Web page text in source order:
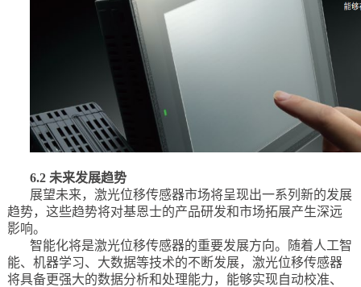
6.2 未来发展趋势
展望未来，激光位移传感器市场将呈现出一系列新的发展
趋势，这些趋势将对基恩士的产品研发和市场拓展产生深远
影响。
智能化将是激光位移传感器的重要发展方向。随着人工智
能、机器学习、大数据等技术的不断发展，激光位移传感器
将具备更强大的数据分析和处理能力，能够实现自动校准、